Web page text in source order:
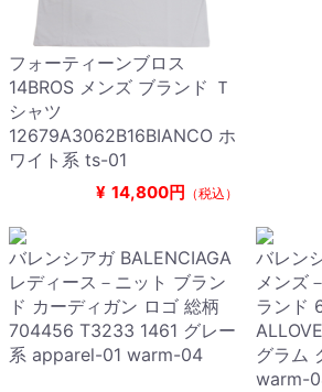
フォーティーンブロス
14BROS メンズ ブランド Ｔ
シャツ
12679A3062B16BIANCO ホ
ワイト系 ts-01
¥ 14,800円 （税込）
バレンシアガ BALENCIAGA
レディース－ニット ブラン
ド カーディガン ロゴ 総柄
704456 T3233 1461 グレー
系 apparel-01 warm-04
バレン
メンズ
ランド
グラム
warm-